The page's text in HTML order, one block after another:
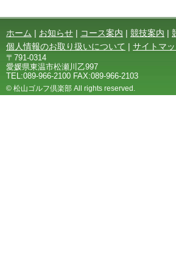
ホーム | お知らせ | コース案内 | 競技案内 |
個人情報のお取り扱いについて | サイトマ
〒791-0314
愛媛県東温市松瀬川乙997
TEL:089-966-2100 FAX:089-966-2103
© 松山ゴルフ倶楽部 All rights reserved.